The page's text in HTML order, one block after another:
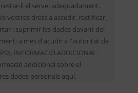
li el servei adequadament.
vostres drets a accedir, rectificar,
i suprimir les dades davant del
a més d'acudir a l'autoritat de
INFORMACIÓ ADDICIONAL:
addicional sobre el
dades personals aquí.